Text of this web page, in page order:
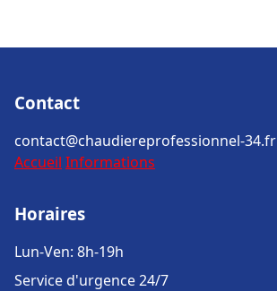
Contact
contact@chaudiereprofessionnel-34.fr
Accueil Informations
Horaires
Lun-Ven: 8h-19h
Service d'urgence 24/7